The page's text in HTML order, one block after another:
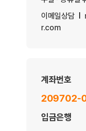
이메일상담
r.com
계좌번호
209702-
입금은행